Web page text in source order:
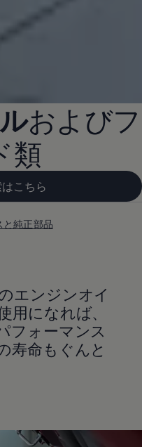
およびフ
類
こちら
と純正部品
エンジンオイ
用になれば、
フォーマンス
寿命もぐんと